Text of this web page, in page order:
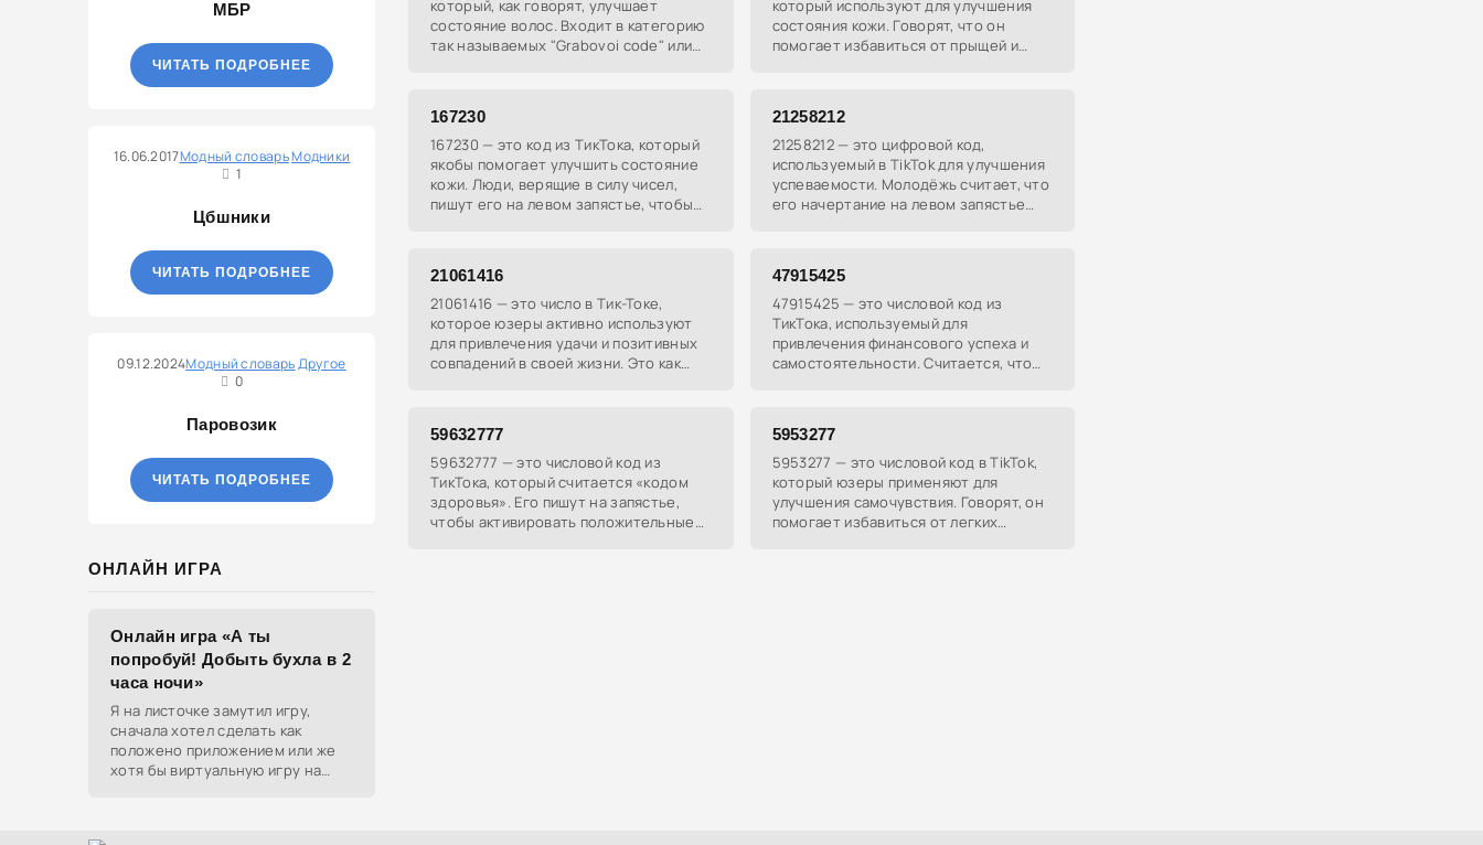
МБР
ЧИТАТЬ ПОДРОБНЕЕ
16.06.2017Модный словарьМодники
1
Цбшники
ЧИТАТЬ ПОДРОБНЕЕ
09.12.2024Модный словарьДругое
0
Паровозик
ЧИТАТЬ ПОДРОБНЕЕ
ОНЛАЙН ИГРА
Онлайн игра «А ты
попробуй! Добыть бухла в 2
часа ночи»
Я на листочке замутил игру,
сначала хотел сделать как
положено приложением или же
хотя бы виртуальную игру на
который, как говорят, улучшает
состояние волос. Входит в категорию
так называемых "Grabovoi code" или
который используют для улучшения
состояния кожи. Говорят, что он
помогает избавиться от прыщей и
167230
167230 — это код из ТикТока, который
якобы помогает улучшить состояние
кожи. Люди, верящие в силу чисел,
пишут его на левом запястье, чтобы
21258212
21258212 — это цифровой код,
используемый в TikTok для улучшения
успеваемости. Молодёжь считает, что
его начертание на левом запястье
21061416
21061416 — это число в Тик-Токе,
которое юзеры активно используют
для привлечения удачи и позитивных
совпадений в своей жизни. Это как
47915425
47915425 — это числовой код из
ТикТока, используемый для
привлечения финансового успеха и
самостоятельности. Считается, что
59632777
59632777 — это числовой код из
ТикТока, который считается «кодом
здоровья». Его пишут на запястье,
чтобы активировать положительные
5953277
5953277 — это числовой код в TikTok,
который юзеры применяют для
улучшения самочувствия. Говорят, он
помогает избавиться от легких